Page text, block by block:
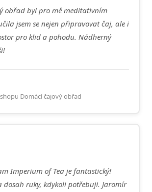
obřad byl pro mě meditativním
jsem se nejen připravovat čaj, ale i
pro klid a pohodu. Nádherný
Domácí čajový obřad
Imperium of Tea je fantastický!
dosah ruky, kdykoli potřebuji. Jaromír